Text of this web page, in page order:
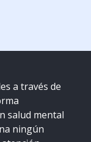
a través de
salud mental
ningún